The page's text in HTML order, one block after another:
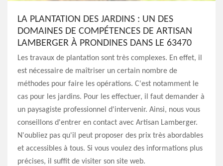
LA PLANTATION DES JARDINS : UN DES
DOMAINES DE COMPÉTENCES DE ARTISAN
LAMBERGER À PRONDINES DANS LE 63470
Les travaux de plantation sont très complexes. En effet, il
est nécessaire de maîtriser un certain nombre de
méthodes pour faire les opérations. C'est notamment le
cas pour les jardins. Pour les effectuer, il faut demander à
un paysagiste professionnel d'intervenir. Ainsi, nous vous
conseillons d'entrer en contact avec Artisan Lamberger.
N'oubliez pas qu'il peut proposer des prix très abordables
et accessibles à tous. Si vous voulez des informations plus
précises, il suffit de visiter son site web.